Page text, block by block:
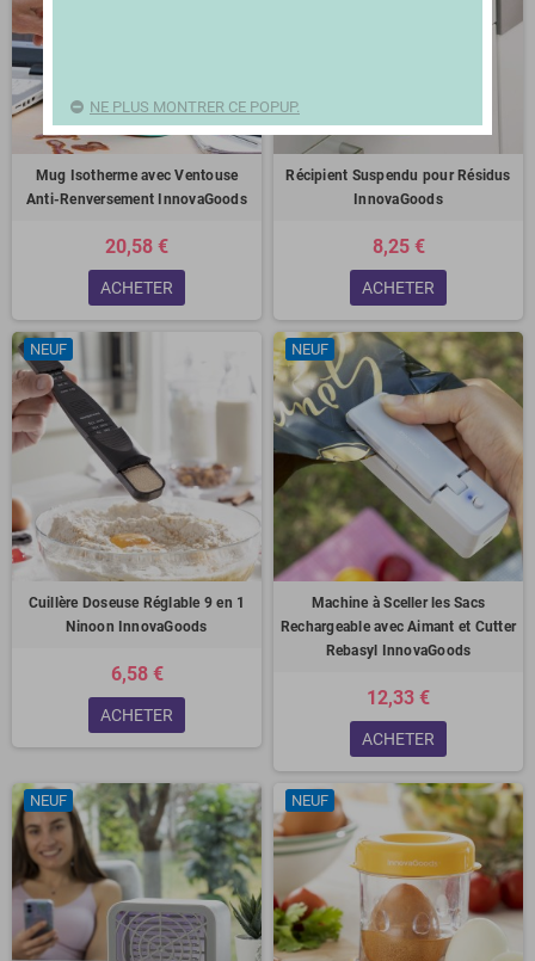
Mug Isotherme avec Ventouse
Anti-Renversement InnovaGoods
20,58 €
ACHETER
Récipient Suspendu pour Résidus
InnovaGoods
8,25 €
ACHETER
NEUF
Cuillère Doseuse Réglable 9 en 1
Ninoon InnovaGoods
6,58 €
ACHETER
NEUF
Machine à Sceller les Sacs
Rechargeable avec Aimant et Cutter
Rebasyl InnovaGoods
12,33 €
ACHETER
NEUF NEUF
NE PLUS MONTRER CE POPUP.